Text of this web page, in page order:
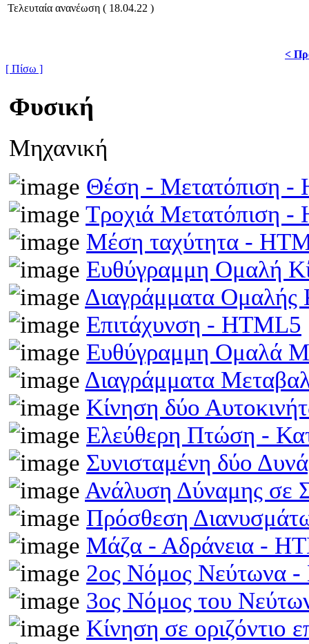
Τελευταία ανανέωση ( 18.04.22 )
<
[ Πίσω ]
Φυσική
Μηχανική
Θέση - Μετατόπιση -
Τροχιά Μετατόπιση -
Μέση ταχύτητα -
Ευθύγραμμη Ομαλή
Διαγράμματα
Επιτάχυνση - HTML5
Ευθύγραμμη Ομαλά
Διαγράμματα
Κίνηση δύο
Ελεύθερη Πτώση -
Συνισταμένη δύο
Ανάλυση Δύναμης σε
Πρόσθεση
Μάζα - Αδράνεια -
2ος Νόμος Νεύτωνα
3ος Νόμος του
Κίνηση σε οριζόντιο